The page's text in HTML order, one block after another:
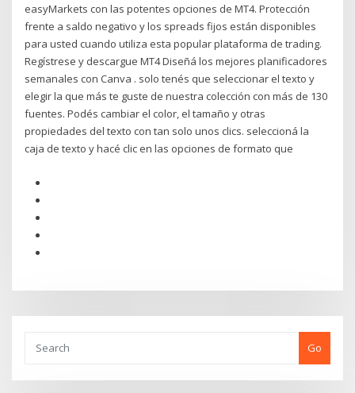
easyMarkets con las potentes opciones de MT4. Protección
frente a saldo negativo y los spreads fijos están disponibles
para usted cuando utiliza esta popular plataforma de trading.
Regístrese y descargue MT4 Diseñá los mejores planificadores
semanales con Canva . solo tenés que seleccionar el texto y
elegir la que más te guste de nuestra colección con más de 130
fuentes. Podés cambiar el color, el tamaño y otras
propiedades del texto con tan solo unos clics. seleccioná la
caja de texto y hacé clic en las opciones de formato que
Go